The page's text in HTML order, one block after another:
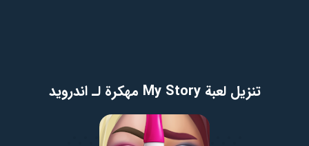
تنزيل لعبة My Story مهكرة لـ اندرويد